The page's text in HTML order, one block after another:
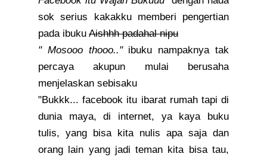
sok serius kakakku memberi pengertian
pada ibuku Aishhh padahal nipu
" Mosooo thooo.." ibuku nampaknya tak
percaya akupun mulai berusaha
menjelaskan sebisaku
"Bukkk... facebook itu ibarat rumah tapi di
dunia maya, di internet, ya kaya buku
tulis, yang bisa kita nulis apa saja dan
orang lain yang jadi teman kita bisa tau,